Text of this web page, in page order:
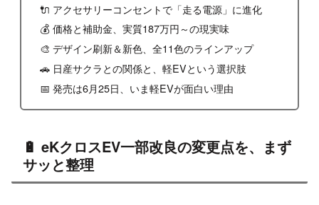
🔌 アクセサリーコンセントで「走る電源」に進化
💰 価格と補助金、実質187万円～の現実味
🎨 デザイン刷新＆新色、全11色のラインアップ
🚗 日産サクラとの関係と、軽EVという選択肢
📅 発売は6月25日、いま軽EVが面白い理由
🔋 eKクロスEV一部改良の変更点を、まず
サッと整理